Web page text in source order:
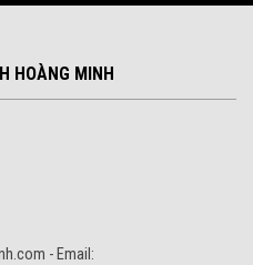
HOÀNG MINH
- Email: